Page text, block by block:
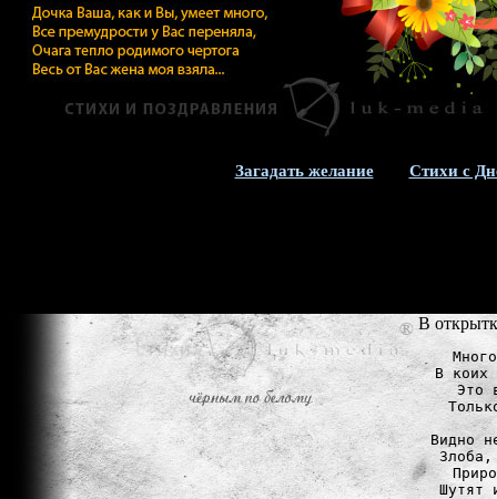
Загадать желание Стихи с
В
В коих
Это
Видно
Шутят